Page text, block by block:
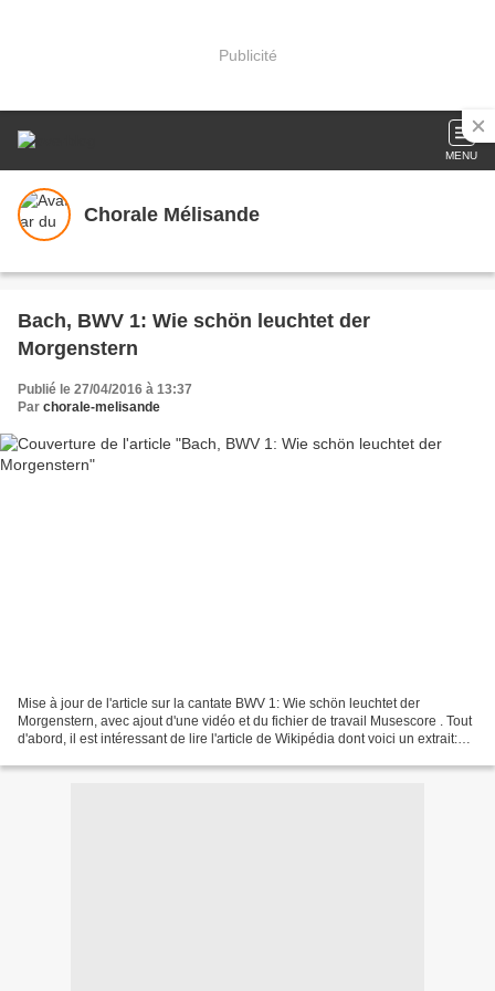
Publicité
MENU
Chorale Mélisande
Bach, BWV 1: Wie schön leuchtet der
Morgenstern
Publié le 27/04/2016 à 13:37
Par chorale-melisande
Mise à jour de l'article sur la cantate BWV 1: Wie schön leuchtet der
Morgenstern, avec ajout d'une vidéo et du fichier de travail Musescore . Tout
d'abord, il est intéressant de lire l'article de Wikipédia dont voici un extrait: